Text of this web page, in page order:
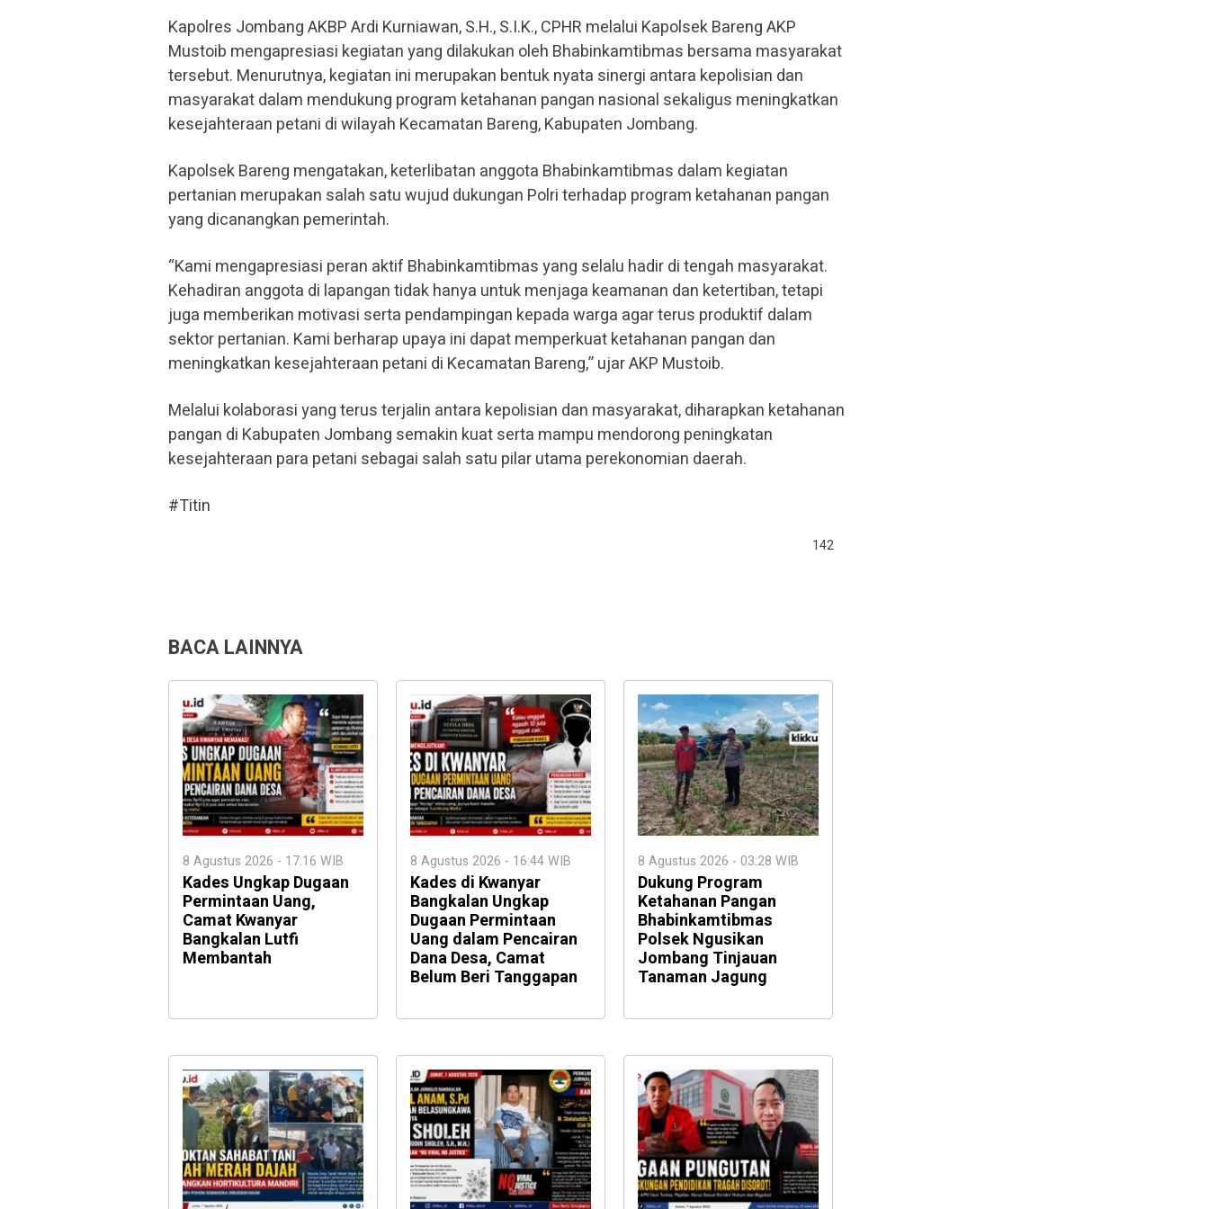
Kapolres Jombang AKBP Ardi Kurniawan, S.H., S.I.K., CPHR melalui Kapolsek Bareng AKP
Mustoib mengapresiasi kegiatan yang dilakukan oleh Bhabinkamtibmas bersama masyarakat
tersebut. Menurutnya, kegiatan ini merupakan bentuk nyata sinergi antara kepolisian dan
masyarakat dalam mendukung program ketahanan pangan nasional sekaligus meningkatkan
kesejahteraan petani di wilayah Kecamatan Bareng, Kabupaten Jombang.
Kapolsek Bareng mengatakan, keterlibatan anggota Bhabinkamtibmas dalam kegiatan
pertanian merupakan salah satu wujud dukungan Polri terhadap program ketahanan pangan
yang dicanangkan pemerintah.
“Kami mengapresiasi peran aktif Bhabinkamtibmas yang selalu hadir di tengah masyarakat.
Kehadiran anggota di lapangan tidak hanya untuk menjaga keamanan dan ketertiban, tetapi
juga memberikan motivasi serta pendampingan kepada warga agar terus produktif dalam
sektor pertanian. Kami berharap upaya ini dapat memperkuat ketahanan pangan dan
meningkatkan kesejahteraan petani di Kecamatan Bareng,” ujar AKP Mustoib.
Melalui kolaborasi yang terus terjalin antara kepolisian dan masyarakat, diharapkan ketahanan
pangan di Kabupaten Jombang semakin kuat serta mampu mendorong peningkatan
kesejahteraan para petani sebagai salah satu pilar utama perekonomian daerah.
#Titin
142
BACA LAINNYA
8 Agustus 2026 - 17:16 WIB
Kades Ungkap Dugaan
Permintaan Uang,
Camat Kwanyar
Bangkalan Lutfi
Membantah
8 Agustus 2026 - 16:44 WIB
Kades di Kwanyar
Bangkalan Ungkap
Dugaan Permintaan
Uang dalam Pencairan
Dana Desa, Camat
Belum Beri Tanggapan
8 Agustus 2026 - 03:28 WIB
Dukung Program
Ketahanan Pangan
Bhabinkamtibmas
Polsek Ngusikan
Jombang Tinjauan
Tanaman Jagung